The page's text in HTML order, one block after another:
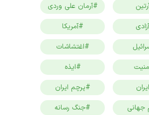
#آرمان علی وردی
#آمریکا
#اغتشاشات
#ایذه
#پرچم ایران
جهانی
#جنگ رسانه